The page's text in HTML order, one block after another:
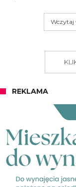
Wczytaj
REKLAMA